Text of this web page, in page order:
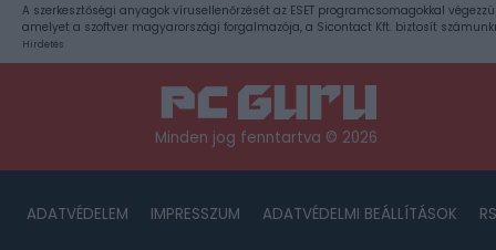
A szerkesztőségi anyagok vírusellenőrzését az ESET programcsomagokkal
amelyet a szoftver magyarországi forgalmazója, a Sicontact Kft. biztosít
Hirdetés
Minden jog fenntartva © 2026
ADATVÉDELEM IMPRESSZUM ADATVÉDELMI BEÁLLÍTÁSOK